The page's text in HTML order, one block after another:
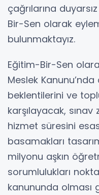
çağrılarına
Bir-Sen olarak
bulunmaktayız.
Eğitim-Bir-Sen
Meslek
beklentilerini ve
karşılayacak, sınav
hizmet süresini
basamakları
milyonu aşkın
sorumlulukları
kanununda olması